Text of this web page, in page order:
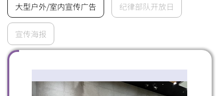
大型户外/室内宣传广告 纪律部队开放日
宣传海报